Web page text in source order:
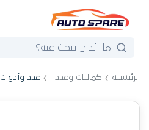
الرئيسية كماليات وعدد عدد وأدوات